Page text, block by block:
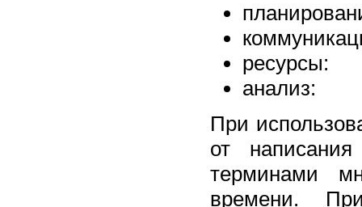
ресурсы:
анализ:
При
от
терминами
времени.